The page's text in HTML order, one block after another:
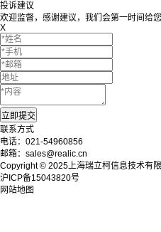
投诉建议
欢迎监督，感谢建议，我们会第一时间给
X
联系方式
电话：021-54960856
邮箱：sales@realic.cn
Copyright © 2025上海瑞立柯信息技术有
沪ICP备15043820号
网站地图